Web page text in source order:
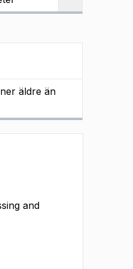
äldre än
and